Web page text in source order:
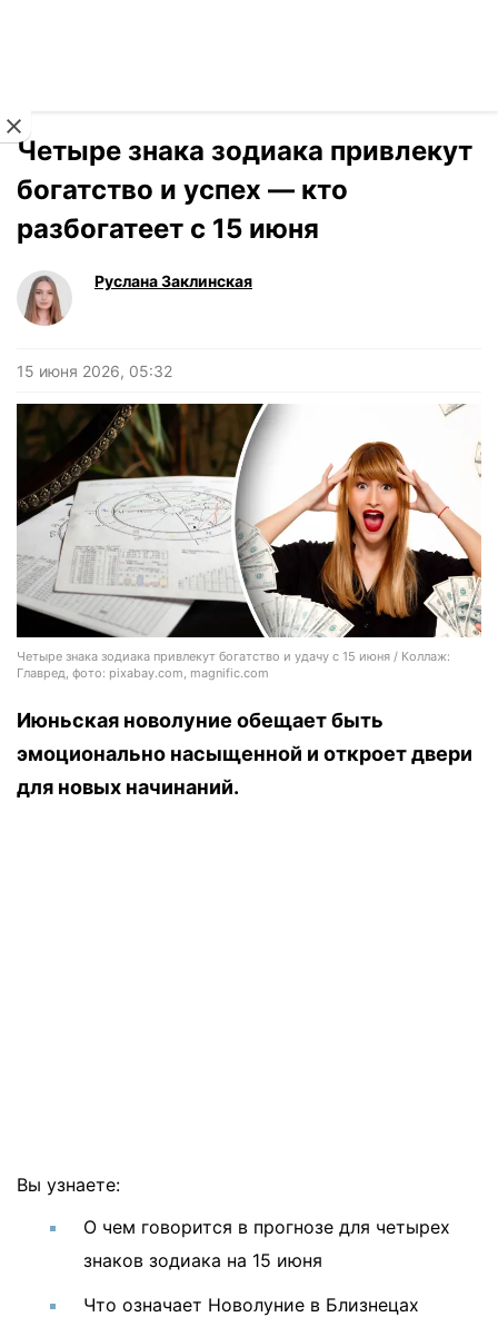
Четыре знака зодиака привлекут
богатство и успех — кто
разбогатеет с 15 июня
Руслана Заклинская
15 июня 2026, 05:32
Четыре знака зодиака привлекут богатство и удачу с 15 июня / Коллаж:
Главред, фото: pixabay.com, magnific.com
Июньская новолуние обещает быть
эмоционально насыщенной и откроет двери
для новых начинаний.
Вы узнаете:
О чем говорится в прогнозе для четырех
знаков зодиака на 15 июня
Что означает Новолуние в Близнецах